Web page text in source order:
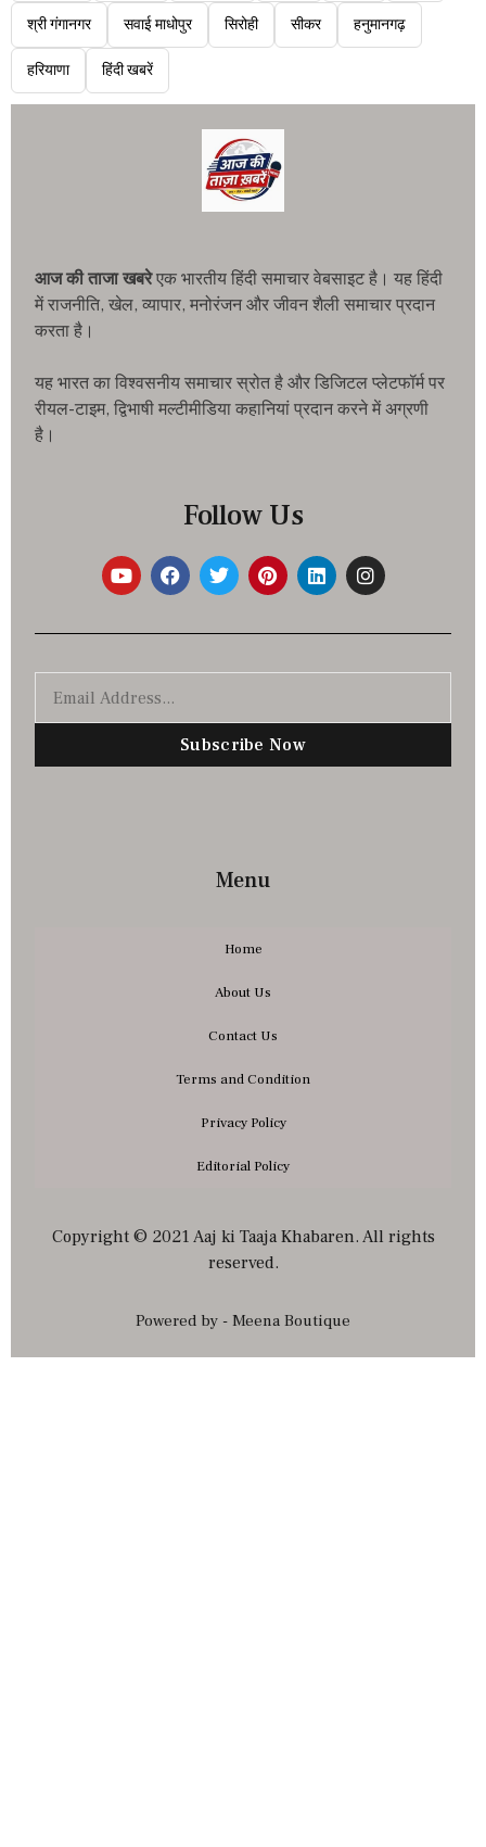
श्री गंगानगर सवाई माधोपुर सिरोही सीकर हनुमानगढ़
हरियाणा हिंदी खबरें
आज की ताजा खबरेएक भारतीय हिंदी समाचार वेबसाइट है। यह हिंदी
में राजनीति, खेल, व्यापार, मनोरंजन और जीवन शैली समाचार प्रदान
करता है।
यह भारत का विश्वसनीय समाचार स्रोत है और डिजिटल प्लेटफॉर्म पर
रीयल-टाइम, द्विभाषी मल्टीमीडिया कहानियां प्रदान करने में अग्रणी
है।
Follow Us
Subscribe Now
Menu
Home
About Us
Contact Us
Terms and Condition
Privacy Policy
Editorial Policy
Copyright © 2021 Aaj ki Taaja Khabaren. All rights
reserved.
Powered by - Meena Boutique